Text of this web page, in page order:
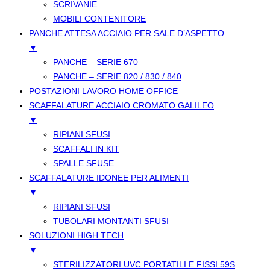
SCRIVANIE
MOBILI CONTENITORE
PANCHE ATTESA ACCIAIO PER SALE D’ASPETTO
▼
PANCHE – SERIE 670
PANCHE – SERIE 820 / 830 / 840
POSTAZIONI LAVORO HOME OFFICE
SCAFFALATURE ACCIAIO CROMATO GALILEO
▼
RIPIANI SFUSI
SCAFFALI IN KIT
SPALLE SFUSE
SCAFFALATURE IDONEE PER ALIMENTI
▼
RIPIANI SFUSI
TUBOLARI MONTANTI SFUSI
SOLUZIONI HIGH TECH
▼
STERILIZZATORI UVC PORTATILI E FISSI 59S